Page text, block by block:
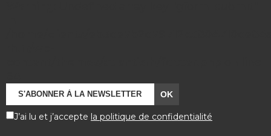
J’ai lu et j’accepte la politique de confidentialité